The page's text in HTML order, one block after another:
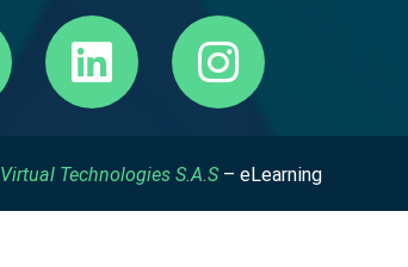
Virtual Technologies S.A.S – eLearning